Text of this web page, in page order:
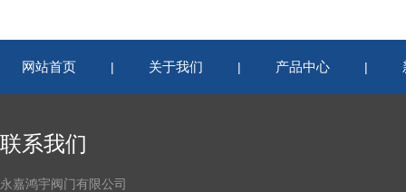
网站首页 | 关于我们 | 产品中心 |
联系我们
永嘉鸿宇阀门有限公司